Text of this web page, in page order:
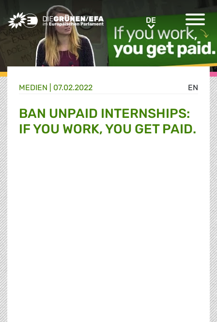
Greens/EFA Home DEDE
EN
MEDIEN 07.02.2022
BAN UNPAID INTERNSHIPS:
IF YOU WORK, YOU GET PAID.